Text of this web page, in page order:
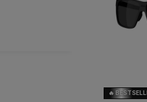
🔥